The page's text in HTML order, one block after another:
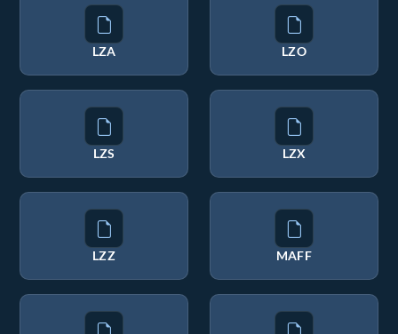
LZA LZO
LZS LZX
LZZ MAFF